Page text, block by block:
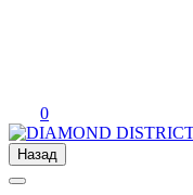
0
Назад